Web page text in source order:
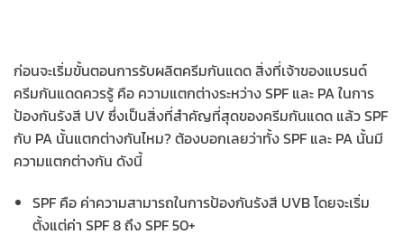
ก่อนจะเริ่มขั้นตอนการรับผลิตครีมกันแดด สิ่งที่เจ้าของแบรนด์
ครีมกันแดดควรรู้ คือ ความแตกต่างระหว่าง SPF และ PA ในการ
ป้องกันรังสี UV ซึ่งเป็นสิ่งที่สำคัญที่สุดของครีมกันแดด แล้ว SPF
กับ PA นั้นแตกต่างกันไหม? ต้องบอกเลยว่าทั้ง SPF และ PA นั้นมี
ความแตกต่างกัน ดังนี้
SPF คือ ค่าความสามารถในการป้องกันรังสี UVB โดยจะเริ่ม
ตั้งแต่ค่า SPF 8 ถึง SPF 50+